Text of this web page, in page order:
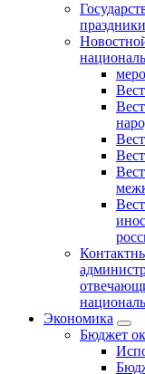
праздники
Экономика
Бюджет